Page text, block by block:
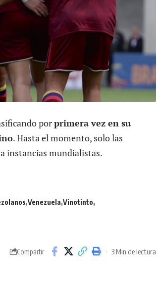
porprimera vez en su
. Hasta el momento, solo las
instancias mundialistas.
Venezuela Vinotinto
Compartir 3 Min de lectura